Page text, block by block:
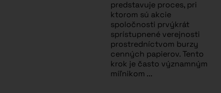
predstavuje proces, pri
ktorom sú akcie
spoločnosti prvýkrát
sprístupnené verejnosti
prostredníctvom burzy
cenných papierov. Tento
krok je často významným
míľnikom ...